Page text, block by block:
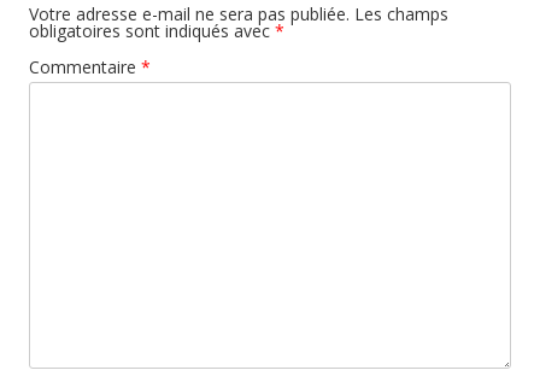
Votre adresse e-mail ne sera pas publiée. Les champs
obligatoires sont indiqués avec *
Commentaire *